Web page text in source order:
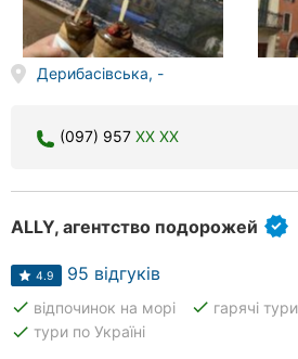
Дерибасівська, -
(097) 957 XX XX
ALLY, агентство подорожей
4.9 95 відгуків
done відпочинок на морі done гарячі тури
done тури по Україні